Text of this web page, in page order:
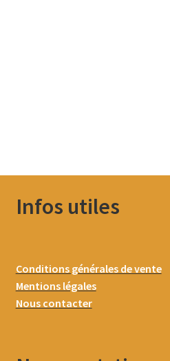
Infos utiles
Conditions générales de vente
Mentions légales
Nous contacter